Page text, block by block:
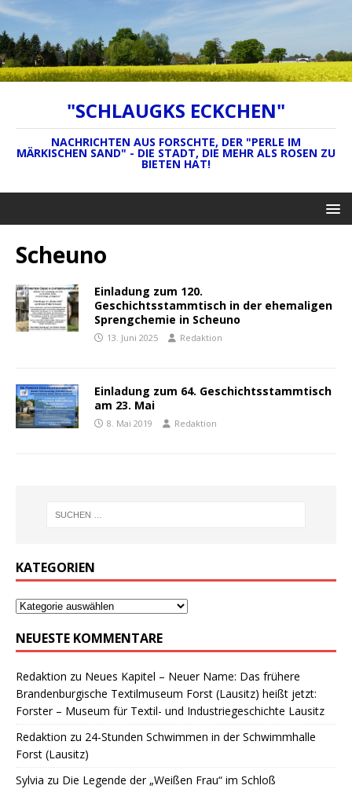
"SCHLAUGKS ECKCHEN"
NACHRICHTEN AUS FORSCHTE, DER "PERLE IM
MÄRKISCHEN SAND" - DIE STADT, DIE MEHR ALS ROSEN ZU
BIETEN HAT!
Scheuno
Einladung zum 120.
Geschichtsstammtisch in der ehemaligen
Sprengchemie in Scheuno
13. Juni 2025 Redaktion
Einladung zum 64. Geschichtsstammtisch
am 23. Mai
8. Mai 2019 Redaktion
KATEGORIEN
NEUESTE KOMMENTARE
Redaktion zu Neues Kapitel – Neuer Name: Das frühere
Brandenburgische Textilmuseum Forst (Lausitz) heißt jetzt:
Forster – Museum für Textil- und Industriegeschichte Lausitz
Redaktion zu 24-Stunden Schwimmen in der Schwimmhalle
Forst (Lausitz)
Sylvia zu Die Legende der „Weißen Frau“ im Schloß